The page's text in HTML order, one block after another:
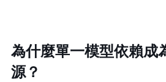
為什麼單一模型依賴成
源？